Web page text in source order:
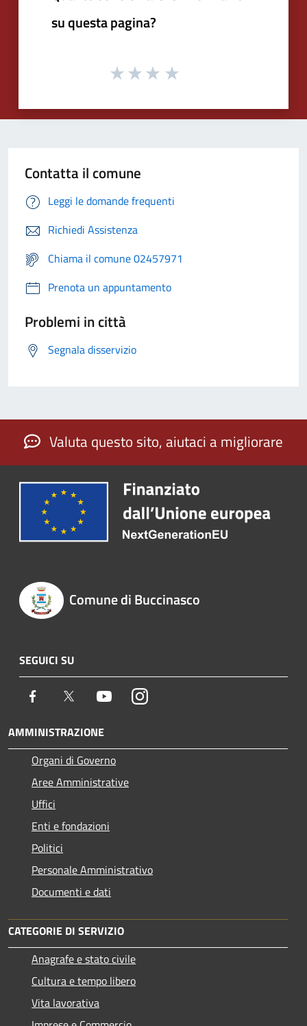
su questa pagina?
Contatta il comune
Leggi le domande frequenti
Richiedi Assistenza
Chiama il comune 02457971
Prenota un appuntamento
Problemi in città
Segnala disservizio
Valuta questo sito, aiutaci a migliorare
Comune di Buccinasco
SEGUICI SU
Facebook Twitter YoutubeInstagram
AMMINISTRAZIONE
Organi di Governo
Aree Amministrative
Uffici
Enti e fondazioni
Politici
Personale Amministrativo
Documenti e dati
CATEGORIE DI SERVIZIO
Anagrafe e stato civile
Cultura e tempo libero
Vita lavorativa